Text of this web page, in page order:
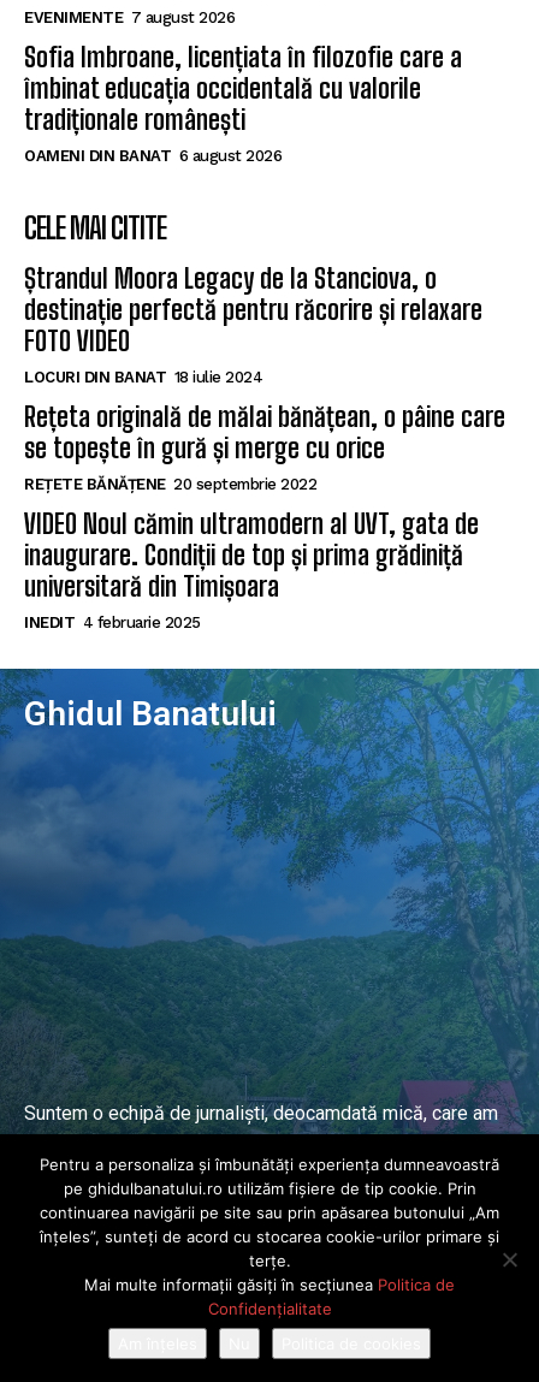
EVENIMENTE 7 august 2026
Sofia Imbroane, licențiata în filozofie care a
îmbinat educația occidentală cu valorile
tradiționale românești
OAMENI DIN BANAT 6 august 2026
CELE MAI CITITE
Ștrandul Moora Legacy de la Stanciova, o
destinație perfectă pentru răcorire și relaxare
FOTO VIDEO
LOCURI DIN BANAT 18 iulie 2024
Rețeta originală de mălai bănățean, o pâine care
se topește în gură și merge cu orice
REȚETE BĂNĂȚENE 20 septembrie 2022
VIDEO Noul cămin ultramodern al UVT, gata de
inaugurare. Condiții de top și prima grădiniță
universitară din Timișoara
INEDIT 4 februarie 2025
Ghidul Banatului
Suntem o echipă de jurnaliști, deocamdată mică, care am
ani.
© Ghidul Banatului 2025. Toate drepturile rezervate · Dezvoltat de
Power Media FX
Pentru a personaliza și îmbunătăți experiența dumneavoastră
pe ghidulbanatului.ro utilizăm fișiere de tip cookie. Prin
continuarea navigării pe site sau prin apăsarea butonului „Am
înțeles”, sunteți de acord cu stocarea cookie-urilor primare și
terțe.
Mai multe informații găsiți în secțiunea Politica de
Confidențialitate